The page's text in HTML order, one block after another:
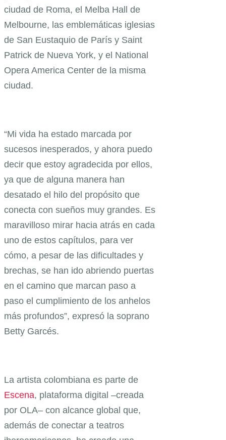
ciudad de Roma, el Melba Hall de
Melbourne, las emblemáticas iglesias
de San Eustaquio de París y Saint
Patrick de Nueva York, y el National
Opera America Center de la misma
ciudad.
“Mi vida ha estado marcada por
sucesos inesperados, y ahora puedo
decir que estoy agradecida por ellos,
ya que de alguna manera han
desatado el hilo del propósito que
conecta con sueños muy grandes. Es
maravilloso mirar hacia atrás en cada
uno de estos capítulos, para ver
cómo, a pesar de las dificultades y
brechas, se han ido abriendo puertas
en el camino que marcan paso a
paso el cumplimiento de los anhelos
más profundos”, expresó la soprano
Betty Garcés.
La artista colombiana es parte de
Escena, plataforma digital –creada
por OLA– con alcance global que,
además de conectar a teatros